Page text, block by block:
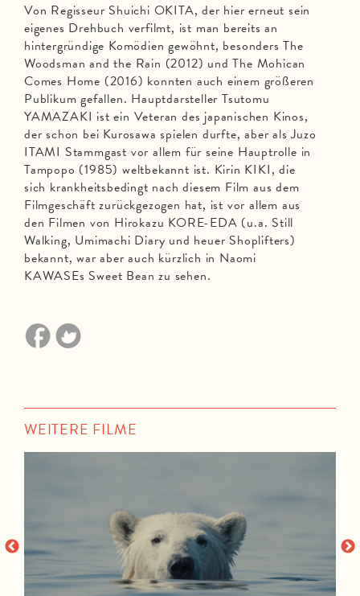
Von Regisseur Shuichi OKITA, der hier erneut sein
eigenes Drehbuch verfilmt, ist man bereits an
hintergründige Komödien gewöhnt, besonders The
Woodsman and the Rain (2012) und The Mohican
Comes Home (2016) konnten auch einem größeren
Publikum gefallen. Hauptdarsteller Tsutomu
YAMAZAKI ist ein Veteran des japanischen Kinos,
der schon bei Kurosawa spielen durfte, aber als Juzo
ITAMI Stammgast vor allem für seine Hauptrolle in
Tampopo (1985) weltbekannt ist. Kirin KIKI, die
sich krankheitsbedingt nach diesem Film aus dem
Filmgeschäft zurückgezogen hat, ist vor allem aus
den Filmen von Hirokazu KORE-EDA (u.a. Still
Walking, Umimachi Diary und heuer Shoplifters)
bekannt, war aber auch kürzlich in Naomi
KAWASEs Sweet Bean zu sehen.
WEITERE FILME